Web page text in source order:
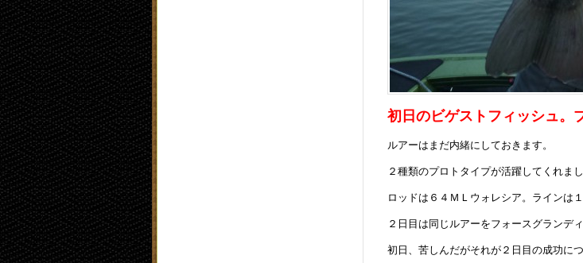
初日のビゲストフィッシュ。
ルアーはまだ内緒にしておきます。
２種類のプロトタイプが活躍してくれまし
ロッドは６４ＭＬウォレシア。ラインは
２日目は同じルアーをフォースグランデ
初日、苦しんだがそれが２日目の成功につ